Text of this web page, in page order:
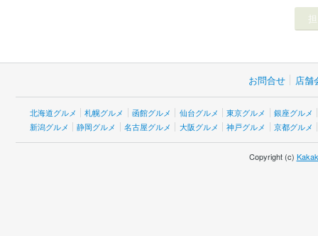
お問合せ 店舗
北海道グルメ 札幌グルメ 函館グルメ 仙台グルメ 東京グルメ
銀座グルメ
新潟グルメ
静岡グルメ 名古屋グルメ 大阪グルメ 神戸グルメ 京都グルメ
Copyright (c)